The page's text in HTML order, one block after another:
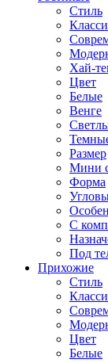
Стиль
Хай-
Цвет
Белые
Венге
Размер
Мини
Форма
С
Под
Прихожие
Стиль
Цвет
Белые